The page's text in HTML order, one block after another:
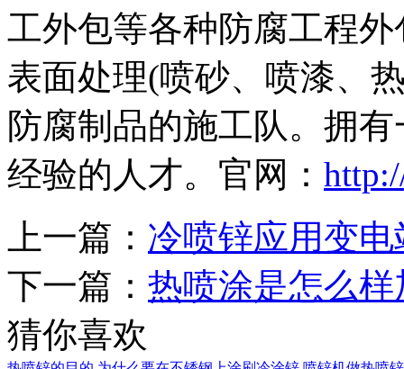
工外包等各种防腐工程
表面处理(喷砂、喷漆、
防腐制品的施工队。拥
经验的人才。官网：
上一篇： 冷喷锌应用变
下一篇： 热喷涂是怎么
猜你喜欢